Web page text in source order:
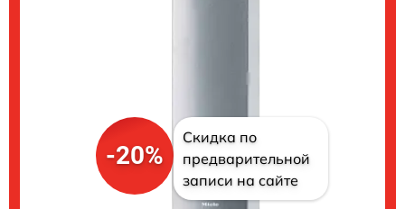
-20%
Скидка по
предварительной
записи на сайте